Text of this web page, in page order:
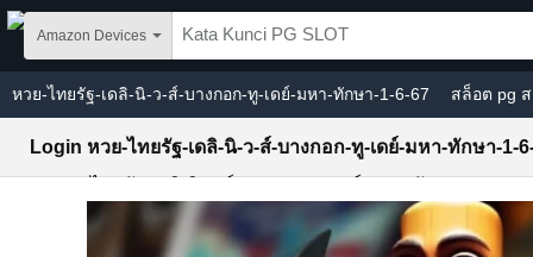
Skip to main content
Amazon Devices
หวย-ไทยรัฐ-เดลิ-นิ-ว-ส์-บางกอก-ทู-เดย์-มหา-ทักษา-1-6-67 สล็อต pg
Login หวย-ไทยรัฐ-เดลิ-นิ-ว-ส์-บางกอก-ทู-เดย์-มหา-ทักษา-1-